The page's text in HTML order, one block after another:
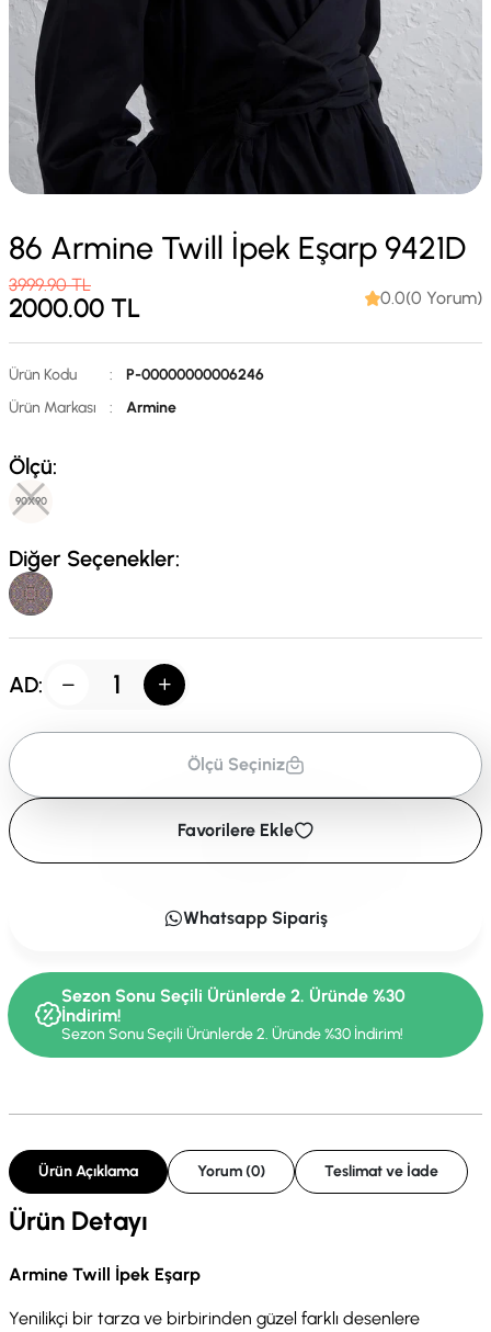
86 Armine Twill İpek Eşarp 9421D
3999.90TL
2000.00 TL 0.0(0 Yorum)
Ürün Kodu :
P-00000000006246
Ürün Markası
: Armine
Ölçü:
90X90
Diğer Seçenekler:
AD:
Ölçü Seçiniz
Favorilere Ekle
Whatsapp Sipariş
Sezon Sonu Seçili Ürünlerde 2. Üründe %30
İndirim!
Sezon Sonu Seçili Ürünlerde 2. Üründe %30 İndirim!
Ürün Açıklama Yorum (0) Teslimat ve İade
Ürün Detayı
Armine Twill İpek Eşarp
Yenilikçi bir tarza ve birbirinden güzel farklı desenlere